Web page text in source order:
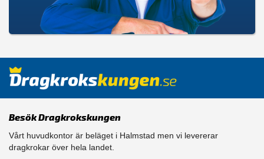
Besök Dragkrokskungen
Vårt huvudkontor är beläget i Halmstad men vi levererar
dragkrokar över hela landet.